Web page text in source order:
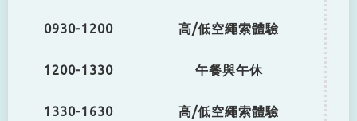
0930-1200 高/低空繩索體驗
1200-1330 午餐與午休
1330-1630 高/低空繩索體驗